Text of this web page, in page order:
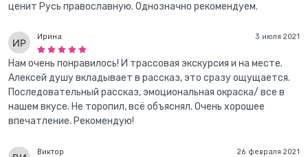
ценит Русь православную. Однозначно рекомендуем.
3 июля 2021
Ирина
Нам очень понравилось! И трассовая экскурсия и на месте.
Алексей душу вкладывает в рассказ, это сразу ощущается.
Последовательный рассказ, эмоциональная окраска/ все в
нашем вкусе. Не торопил, всё объяснял. Очень хорошее
впечатление. Рекомендую!
26 февраля 2021
Виктор